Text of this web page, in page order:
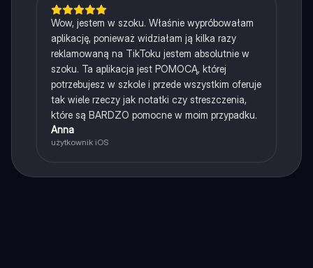
Wow, jestem w szoku. Właśnie wypróbowałam
aplikację, ponieważ widziałam ją kilka razy
reklamowaną na TikToku jestem absolutnie w
szoku. Ta aplikacja jest POMOCĄ, której
potrzebujesz w szkole i przede wszystkim oferuje
tak wiele rzeczy jak notatki czy streszczenia,
które są BARDZO pomocne w moim przypadku.
Anna
użytkownik iOS